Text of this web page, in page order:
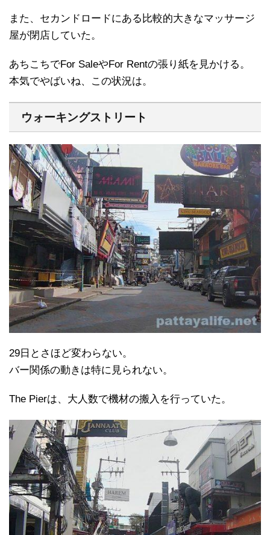
また、セカンドロードにある比較的大きなマッサージ
屋が閉店していた。
あちこちでFor SaleやFor Rentの張り紙を見かける。
本気でやばいね、この状況は。
ウォーキングストリート
29日とさほど変わらない。
バー関係の動きは特に見られない。
The Pierは、大人数で機材の搬入を行っていた。